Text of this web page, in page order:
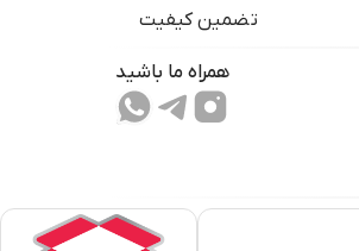
تضمین کیفیت
همراه ما باشید